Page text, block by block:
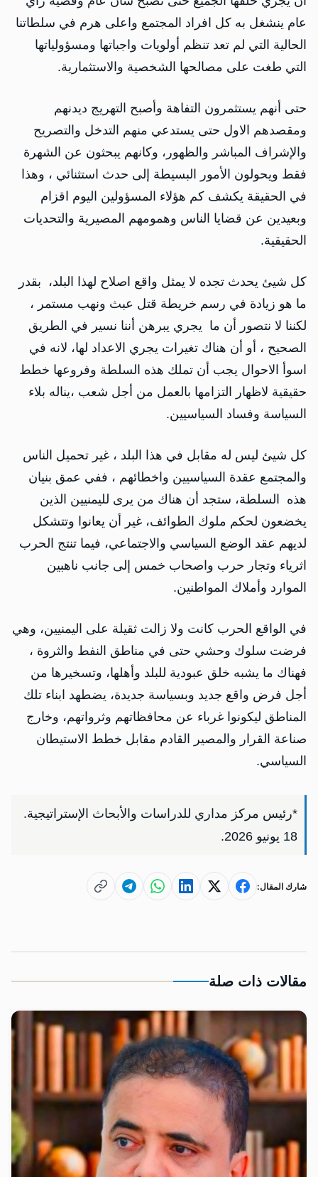
عام ينشغل به كل افراد المجتمع واعلى هرم في سلطاتنا
الحالية التي لم تعد تنظم أولويات واجباتها ومسؤولياتها
التي طغت على مصالحها الشخصية والاستثمارية.
حتى أنهم يستثمرون التفاهة وأصبح التهريج ديدنهم
ومقصدهم الاول حتى يستدعي منهم التدخل والتصريح
والإشراف المباشر والظهور، وكانهم يبحثون عن الشهرة
فقط ويحولون الأمور البسيطة إلى حدث استثنائي ، وهذا
في الحقيقة يكشف كم هؤلاء المسؤولين اليوم اقزام
وبعيدين عن قضايا الناس وهمومهم المصيرية والتحديات
الحقيقية.
كل شيئ يحدث تجده لا يمثل واقع اصلاح لهذا البلد، بقدر
ما هو زيادة في رسم خريطة قتل عبث ونهب مستمر ،
لكننا لا نتصور أن ما يجري يبرهن أننا نسير في الطريق
الصحيح ، أو أن هناك تغيرات يجري الاعداد لها، لانه في
اسوأ الاحوال يجب أن تملك هذه السلطة وفروعها خطط
حقيقية لاظهار التزامها بالعمل من أجل شعب ،يناله بلاء
السياسة وفساد السياسيين.
كل شيئ ليس له مقابل في هذا البلد ، غير تحميل الناس
والمجتمع عقدة السياسيين واخطائهم ، ففي عمق بنيان
هذه السلطة، ستجد أن هناك من يرى لليمنيين الذين
يخضعون لحكم ملوك الطوائف، غير أن يعانوا وتتشكل
لديهم عقد الوضع السياسي والاجتماعي، فيما تنتج الحرب
اثرياء وتجار حرب واصحاب خمس إلى جانب ناهبين
الموارد وأملاك المواطنين.
في الواقع الحرب كانت ولا زالت ثقيلة على اليمنيين، وهي
فرضت سلوك وحشي حتى في مناطق النفط والثروة ،
فهناك ما يشبه خلق عبودية للبلد وأهلها، وتسخيرها من
أجل فرض واقع جديد وبسياسة جديدة، يضطهد ابناء تلك
المناطق ليكونوا غرباء عن محافظاتهم وثرواتهم، وخارج
صناعة القرار والمصير القادم مقابل خطط الاستيطان
السياسي.
*رئيس مركز مداري للدراسات والأبحاث الإستراتيجية.
18 يونيو 2026.
شارك المقال:
مقالات ذات صلة